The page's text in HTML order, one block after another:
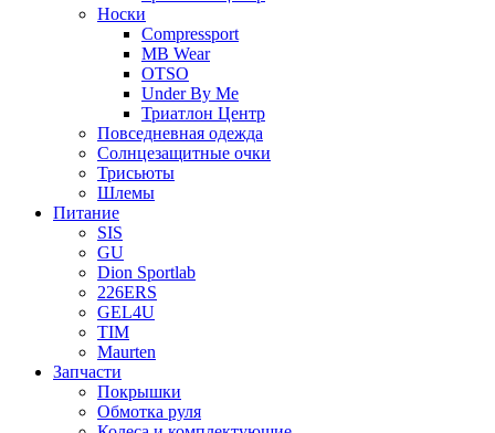
Носки
Compressport
MB Wear
OTSO
Under By Me
Триатлон Центр
Повседневная одежда
Солнцезащитные очки
Трисьюты
Шлемы
Питание
SIS
GU
Dion Sportlab
226ERS
GEL4U
TIM
Maurten
Запчасти
Покрышки
Обмотка руля